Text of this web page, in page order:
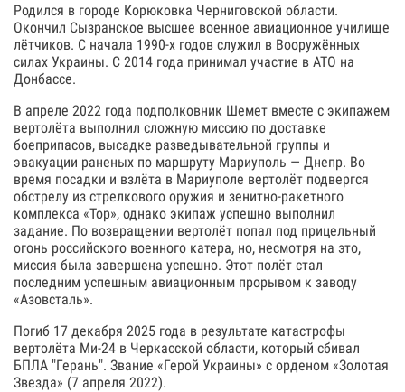
Родился в городе Корюковка Черниговской области.
Окончил Сызранское высшее военное авиационное училище
лётчиков. С начала 1990-х годов служил в Вооружённых
силах Украины. С 2014 года принимал участие в АТО на
Донбассе.
В апреле 2022 года подполковник Шемет вместе с экипажем
вертолёта выполнил сложную миссию по доставке
боеприпасов, высадке разведывательной группы и
эвакуации раненых по маршруту Мариуполь — Днепр. Во
время посадки и взлёта в Мариуполе вертолёт подвергся
обстрелу из стрелкового оружия и зенитно-ракетного
комплекса «Тор», однако экипаж успешно выполнил
задание. По возвращении вертолёт попал под прицельный
огонь российского военного катера, но, несмотря на это,
миссия была завершена успешно. Этот полёт стал
последним успешным авиационным прорывом к заводу
«Азовсталь».
Погиб 17 декабря 2025 года в результате катастрофы
вертолёта Ми-24 в Черкасской области, который сбивал
БПЛА "Герань". Звание «Герой Украины» с орденом «Золотая
Звезда» (7 апреля 2022).